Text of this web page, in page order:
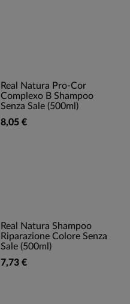
Real Natura Pro-Cor
Complexo B Shampoo
Senza Sale (500ml)
8,05 €
Real Natura Shampoo
Riparazione Colore Senza
Sale (500ml)
7,73 €